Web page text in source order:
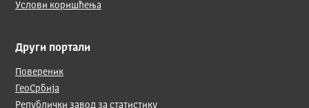
Услови коришћења
Други портали
Повереник
ГеоСрбија
Републички завод за статистику